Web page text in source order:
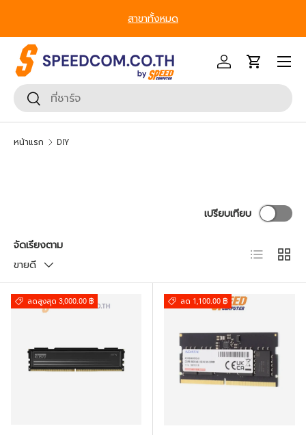
From Gadgets to Enterprise, We’ve Got IT All. - ครบที่สุด ทุก
Segment
ค้นหา
ยืนยันการค้นหา
เข้าสู่ระบบรถเข็น
หน้าเมนู
หน้าแรก DIY
จัดเรียงตาม
ขายดี
เปรียบเทียบ
มุมมองราย
ตาราง
ลดสูงสุด 3,000.00 ฿ ลด 1,100.00 ฿